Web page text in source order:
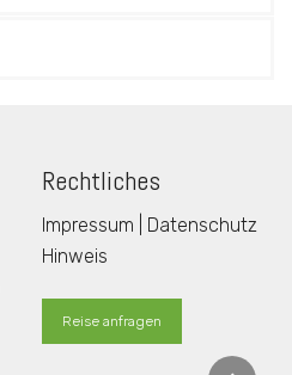
Rechtliches
Impressum | Datenschutz
Hinweis
Reise anfragen